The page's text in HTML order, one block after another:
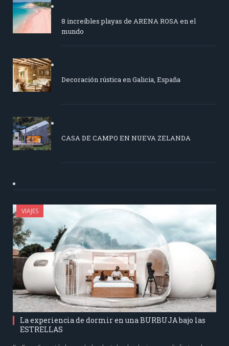
8 increíbles playas de ARENA ROSA en el
mundo
Decoración rústica en Galicia, España
CASA DE CAMPO EN NUEVA ZELANDA
VIAJES
La experiencia de dormir en una BURBUJA bajo las
ESTRELLAS